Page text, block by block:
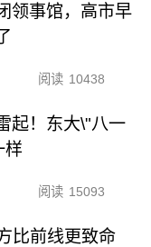
领事馆，高市早
阅读 10438
起！东大\"八一
样
阅读 15093
比前线更致命